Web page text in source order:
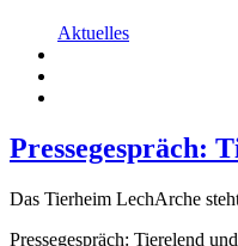
Aktuelles
Pressegespräch:
Das Tierheim LechArche
Pressegespräch: Tierelend